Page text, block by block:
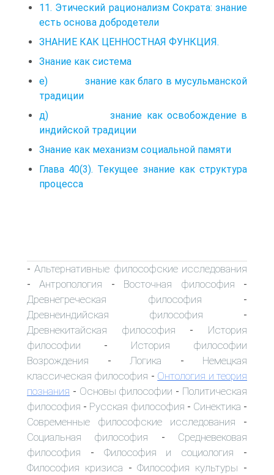
11. Этический рационализм Сократа: знание
есть основа добродетели
ЗНАНИЕ КАК ЦЕННОСТНАЯ ФУНКЦИЯ.
Знание как система
е) знание как благо в мусульманской
традиции
д) знание как освобождение в
индийской традиции
Знание как механизм социальной памяти
Глава 40(3). Текущее знание как структура
процесса
-Альтернативные философские исследования
-Антропология - Восточная философия -
Древнегреческая философия -
Древнеиндийская философия -
Древнекитайская философия - История
философии - История философии
Возрождения - Логика - Немецкая
классическая философия - Онтология и теория
познания - Основы философии - Политическая
философия - Русская философия - Синектика -
Современные философские исследования -
Социальная философия - Средневековая
философия - Философия и социология -
Философия кризиса -Философия культуры -